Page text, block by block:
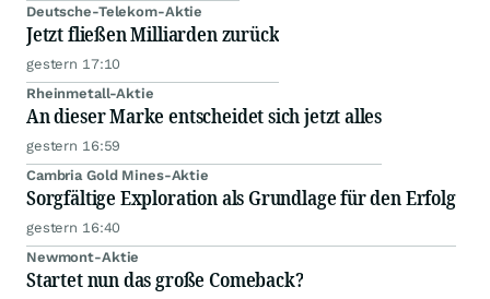
Deutsche-Telekom-Aktie
Jetzt fließen Milliarden zurück
gestern 17:10
Rheinmetall-Aktie
An dieser Marke entscheidet sich jetzt alles
gestern 16:59
Cambria Gold Mines-Aktie
Sorgfältige Exploration als Grundlage für den Erfolg
gestern 16:40
Newmont-Aktie
Startet nun das große Comeback?